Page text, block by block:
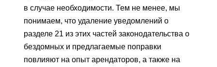
в случае необходимости. Тем не менее, мы
понимаем, что удаление уведомлений о
разделе 21 из этих частей законодательства о
бездомных и предлагаемые поправки
повлияют на опыт арендаторов, а также на